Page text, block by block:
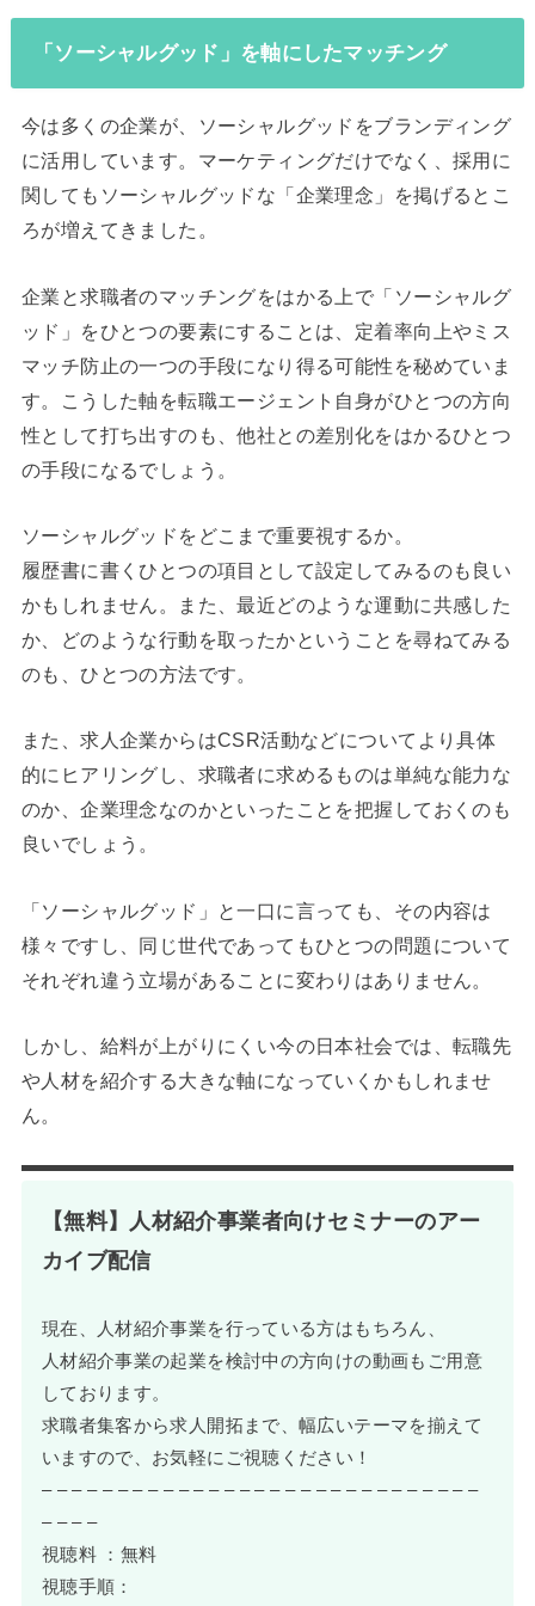
「ソーシャルグッド」を軸にしたマッチング
今は多くの企業が、ソーシャルグッドをブランディング
に活用しています。マーケティングだけでなく、採用に
関してもソーシャルグッドな「企業理念」を掲げるとこ
ろが増えてきました。
企業と求職者のマッチングをはかる上で「ソーシャルグ
ッド」をひとつの要素にすることは、定着率向上やミス
マッチ防止の一つの手段になり得る可能性を秘めていま
す。こうした軸を転職エージェント自身がひとつの方向
性として打ち出すのも、他社との差別化をはかるひとつ
の手段になるでしょう。
ソーシャルグッドをどこまで重要視するか。
履歴書に書くひとつの項目として設定してみるのも良い
かもしれません。また、最近どのような運動に共感した
か、どのような行動を取ったかということを尋ねてみる
のも、ひとつの方法です。
また、求人企業からはCSR活動などについてより具体
的にヒアリングし、求職者に求めるものは単純な能力な
のか、企業理念なのかといったことを把握しておくのも
良いでしょう。
「ソーシャルグッド」と一口に言っても、その内容は
様々ですし、同じ世代であってもひとつの問題について
それぞれ違う立場があることに変わりはありません。
しかし、給料が上がりにくい今の日本社会では、転職先
や人材を紹介する大きな軸になっていくかもしれませ
ん。
【無料】人材紹介事業者向けセミナーのアー
カイブ配信
現在、人材紹介事業を行っている方はもちろん、
人材紹介事業の起業を検討中の方向けの動画もご用意
しております。
求職者集客から求人開拓まで、幅広いテーマを揃えて
いますので、お気軽にご視聴ください！
– – – – – – – – – – – – – – – – – – – – – – – – – – – – –
– – – –
視聴料 ：無料
視聴手順：